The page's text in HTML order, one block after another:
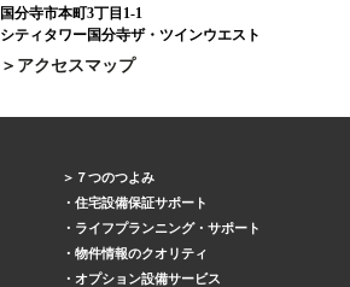
国分寺市本町3丁目1-1
シティタワー国分寺ザ・ツインウエスト
アクセスマップ
７つのつよみ
住宅設備保証サポート
ライフプランニング・サポート
物件情報のクオリティ
オプション設備サービス